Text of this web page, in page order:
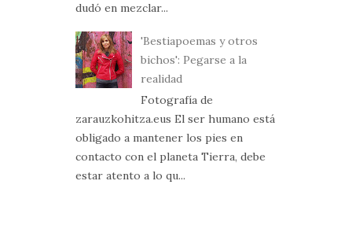
dudó en mezclar...
'Bestiapoemas y otros
bichos': Pegarse a la
realidad
Fotografía de
zarauzkohitza.eus El ser humano está
obligado a mantener los pies en
contacto con el planeta Tierra, debe
estar atento a lo qu...